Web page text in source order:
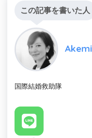
この記事を書いた人
国際結婚救助隊